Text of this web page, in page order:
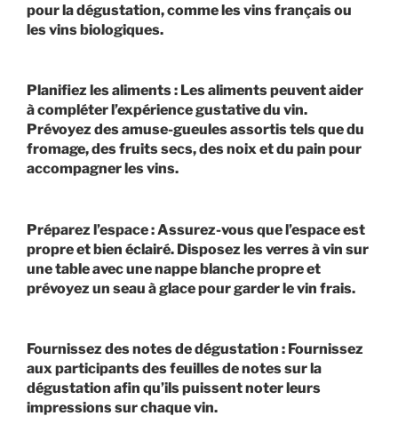
pour la dégustation, comme les vins français ou
les vins biologiques.
Planifiez les aliments : Les aliments peuvent aider
à compléter l’expérience gustative du vin.
Prévoyez des amuse-gueules assortis tels que du
fromage, des fruits secs, des noix et du pain pour
accompagner les vins.
Préparez l’espace : Assurez-vous que l’espace est
propre et bien éclairé. Disposez les verres à vin sur
une table avec une nappe blanche propre et
prévoyez un seau à glace pour garder le vin frais.
Fournissez des notes de dégustation : Fournissez
aux participants des feuilles de notes sur la
dégustation afin qu’ils puissent noter leurs
impressions sur chaque vin.